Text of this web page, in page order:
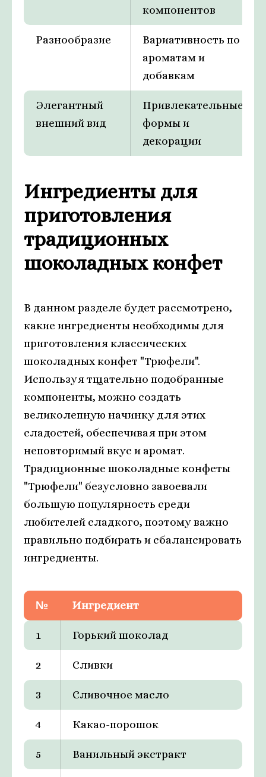
компонентов
Разнообразие
Вариативность по
ароматам и
добавкам
Элегантный
внешний вид
Привлекательные
формы и
декорации
Ингредиенты для
приготовления
традиционных
шоколадных конфет
В данном разделе будет рассмотрено,
какие ингредиенты необходимы для
приготовления классических
шоколадных конфет "Трюфели".
Используя тщательно подобранные
компоненты, можно создать
великолепную начинку для этих
сладостей, обеспечивая при этом
неповторимый вкус и аромат.
Традиционные шоколадные конфеты
"Трюфели" безусловно завоевали
большую популярность среди
любителей сладкого, поэтому важно
правильно подбирать и сбалансировать
ингредиенты.
№ Ингредиент
1 Горький шоколад
2 Сливки
3 Сливочное масло
4 Какао-порошок
5 Ванильный экстракт